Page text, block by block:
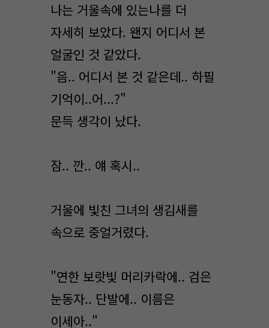
나는 거울속에 있는나를 더
자세히 보았다. 왠지 어디서 본
얼굴인 것 같았다.
"음.. 어디서 본 것 같은데.. 하필
기억이..어...?"
문득 생각이 났다.
잠.. 깐.. 얘 혹시..
거울에 빛친 그녀의 생김새를
속으로 중얼거렸다.
"연한 보랏빛 머리카락에.. 검은
눈동자.. 단발에.. 이름은
이세아.."